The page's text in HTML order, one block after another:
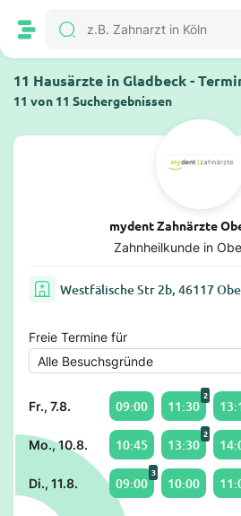
11 Hausärzte in Gladbeck -
11 von 11 Suchergebnissen
mydent Zahnärzte
Zahnheilkunde in
Westfälische Str 2b, 46117
Freie Termine für
Fr., 7.8. 09:00 11:30
2
Mo., 10.8. 10:45 13:30
2
Di., 11.8. 09:00
3
10:00